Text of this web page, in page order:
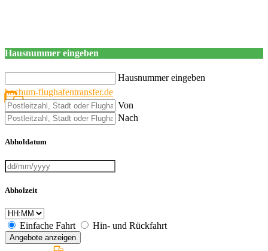
Hausnummer eingeben
Hausnummer eingeben
bochum-flughafentransfer.de
Von
Nach
Abholdatum
Abholzeit
Einfache Fahrt Hin- und Rückfahrt
Angebote anzeigen